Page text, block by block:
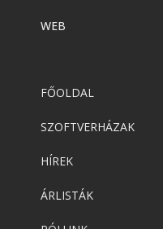
WEB
FŐOLDAL
SZOFTVERHÁZAK
HÍREK
ÁRLISTÁK